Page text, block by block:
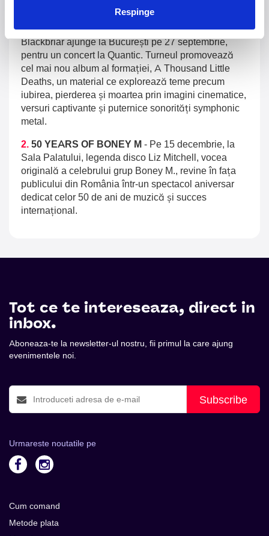
Respinge
1. Blackbriar - A Thousand Little Deaths Tour-
Blackbriar ajunge la București pe 27 septembrie,
pentru un concert la Quantic. Turneul promovează
cel mai nou album al formației, A Thousand Little
Deaths, un material ce explorează teme precum
iubirea, pierderea și moartea prin imagini cinematice,
versuri captivante și puternice sonorități symphonic
metal.
2. 50 YEARS OF BONEY M - Pe 15 decembrie, la
Sala Palatului, legenda disco Liz Mitchell, vocea
originală a celebrului grup Boney M., revine în fața
publicului din România într-un spectacol aniversar
dedicat celor 50 de ani de muzică și succes
internațional.
Tot ce te intereseaza, direct in
inbox.
Aboneaza-te la newsletter-ul nostru, fii primul la care ajung
evenimentele noi.
Subscribe
Urmareste noutatile pe
Cum comand
Metode plata